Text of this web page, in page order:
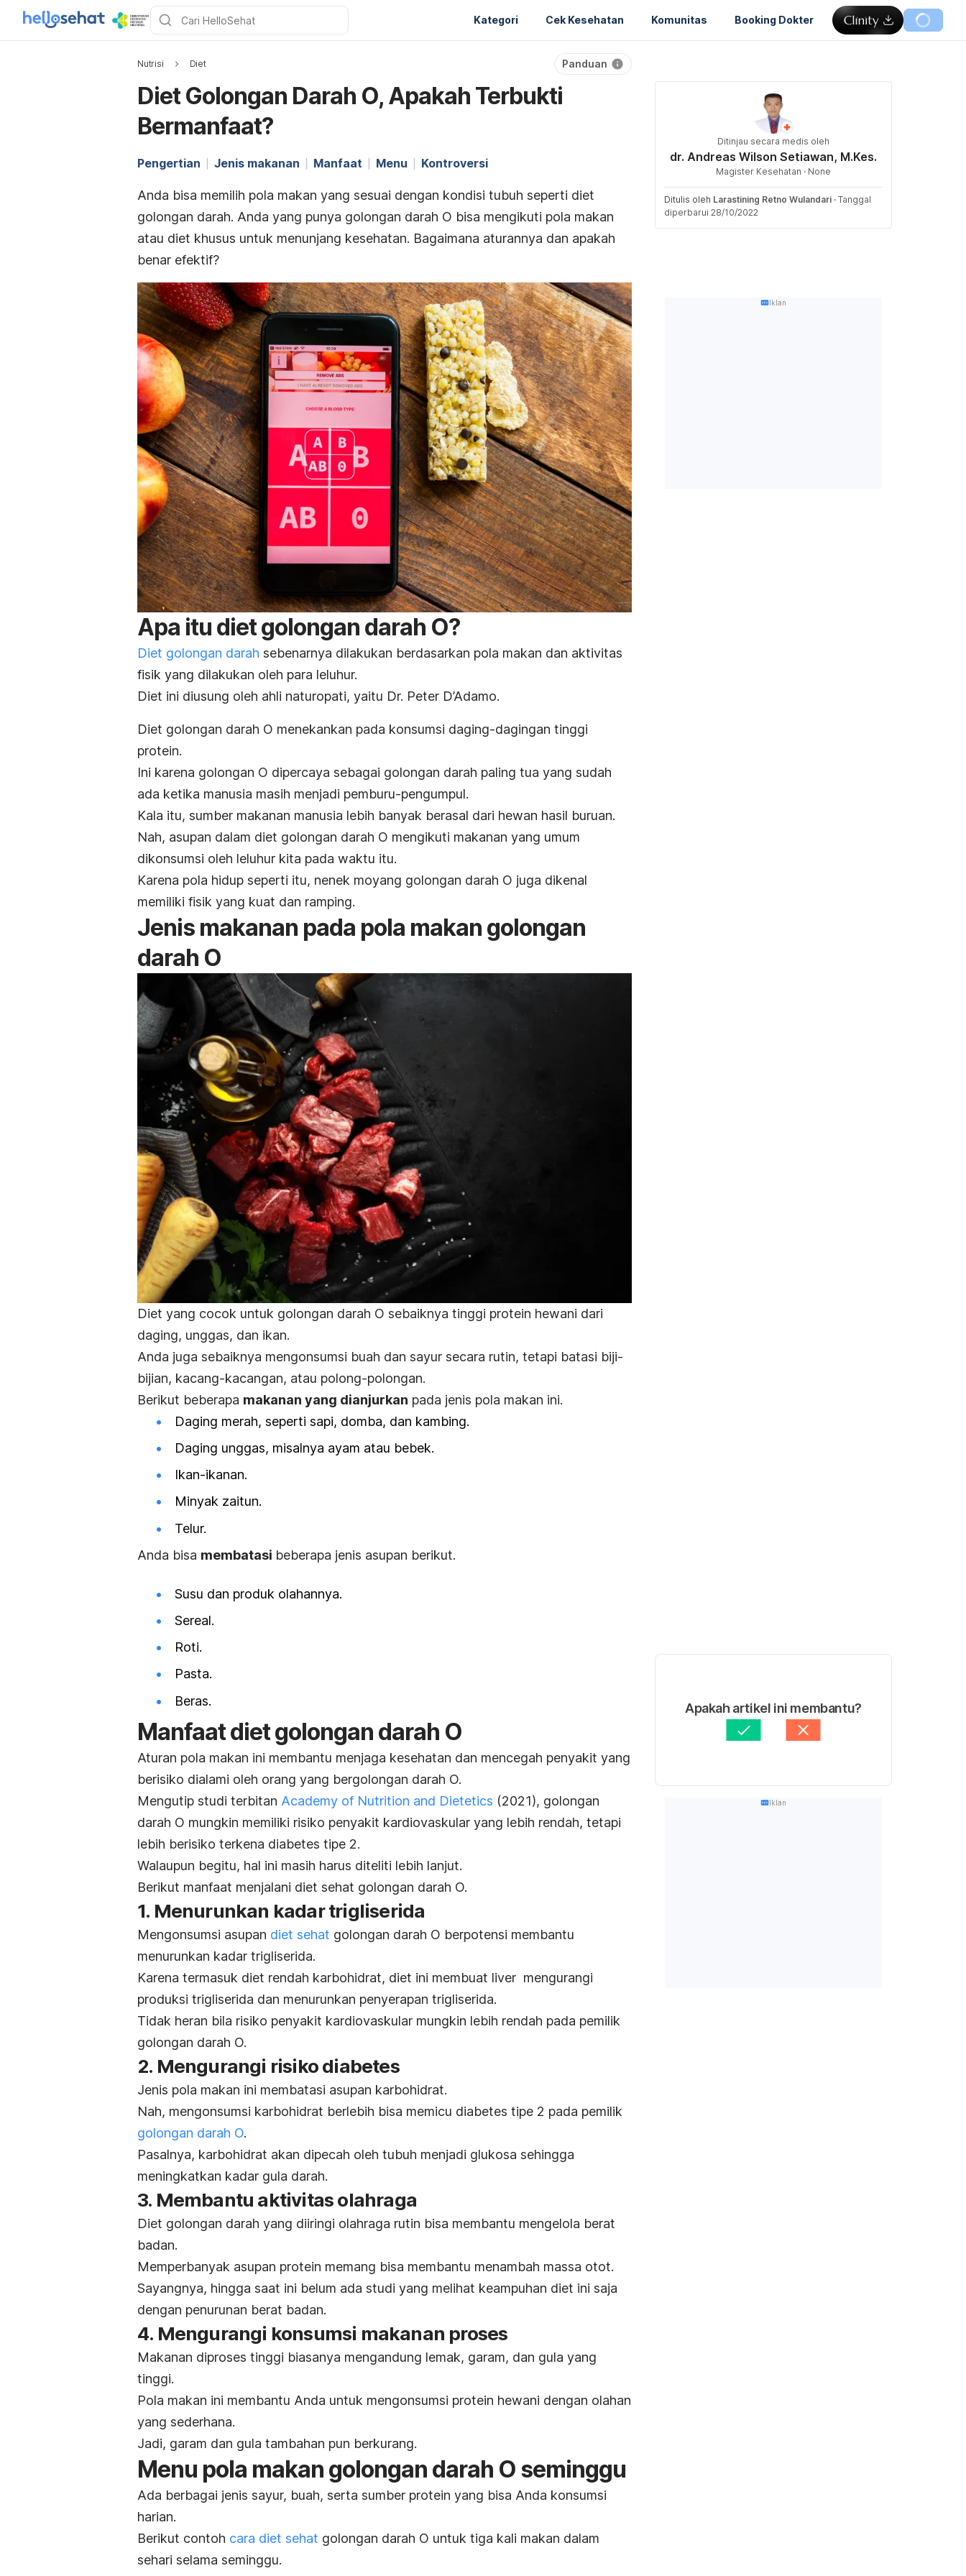
Kategori Cek Kesehatan Komunitas Booking Dokter
Nutrisi Diet Panduan
Diet Golongan Darah O, Apakah Terbukti
Bermanfaat?
Pengertian Jenis makanan Manfaat Menu Kontroversi
Anda bisa memilih pola makan yang sesuai dengan kondisi tubuh seperti diet
golongan darah. Anda yang punya golongan darah O bisa mengikuti pola makan
atau diet khusus untuk menunjang kesehatan. Bagaimana aturannya dan apakah
benar efektif?
Apa itu diet golongan darah O?
Diet golongan darah sebenarnya dilakukan berdasarkan pola makan dan aktivitas
fisik yang dilakukan oleh para leluhur.
Diet ini diusung oleh ahli naturopati, yaitu Dr. Peter D’Adamo.
Diet golongan darah O menekankan pada konsumsi daging-dagingan tinggi
protein.
Ini karena golongan O dipercaya sebagai golongan darah paling tua yang sudah
ada ketika manusia masih menjadi pemburu-pengumpul.
Kala itu, sumber makanan manusia lebih banyak berasal dari hewan hasil buruan.
Nah, asupan dalam diet golongan darah O mengikuti makanan yang umum
dikonsumsi oleh leluhur kita pada waktu itu.
Karena pola hidup seperti itu, nenek moyang golongan darah O juga dikenal
memiliki fisik yang kuat dan ramping.
Jenis makanan pada pola makan golongan
darah O
Diet yang cocok untuk golongan darah O sebaiknya tinggi protein hewani dari
daging, unggas, dan ikan.
Anda juga sebaiknya mengonsumsi buah dan sayur secara rutin, tetapi batasi biji-
bijian, kacang-kacangan, atau polong-polongan.
Berikut beberapa makanan yang dianjurkan pada jenis pola makan ini.
Daging merah, seperti sapi, domba, dan kambing.
Daging unggas, misalnya ayam atau bebek.
Ikan-ikanan.
Minyak zaitun.
Telur.
Anda bisa membatasi beberapa jenis asupan berikut.
Susu dan produk olahannya.
Sereal.
Roti.
Pasta.
Beras.
Manfaat diet golongan darah O
Aturan pola makan ini membantu menjaga kesehatan dan mencegah penyakit yang
berisiko dialami oleh orang yang bergolongan darah O.
Mengutip studi terbitan Academy of Nutrition and Dietetics (2021), golongan
darah O mungkin memiliki risiko penyakit kardiovaskular yang lebih rendah, tetapi
lebih berisiko terkena diabetes tipe 2.
Walaupun begitu, hal ini masih harus diteliti lebih lanjut.
Berikut manfaat menjalani diet sehat golongan darah O.
1. Menurunkan kadar trigliserida
Mengonsumsi asupan diet sehat golongan darah O berpotensi membantu
menurunkan kadar trigliserida.
Karena termasuk diet rendah karbohidrat, diet ini membuat liver mengurangi
produksi trigliserida dan menurunkan penyerapan trigliserida.
Tidak heran bila risiko penyakit kardiovaskular mungkin lebih rendah pada pemilik
golongan darah O.
2. Mengurangi risiko diabetes
Jenis pola makan ini membatasi asupan karbohidrat.
Nah, mengonsumsi karbohidrat berlebih bisa memicu diabetes tipe 2 pada pemilik
golongan darah O.
Pasalnya, karbohidrat akan dipecah oleh tubuh menjadi glukosa sehingga
meningkatkan kadar gula darah.
3. Membantu aktivitas olahraga
Diet golongan darah yang diiringi olahraga rutin bisa membantu mengelola berat
badan.
Memperbanyak asupan protein memang bisa membantu menambah massa otot.
Sayangnya, hingga saat ini belum ada studi yang melihat keampuhan diet ini saja
dengan penurunan berat badan.
4. Mengurangi konsumsi makanan proses
Makanan diproses tinggi biasanya mengandung lemak, garam, dan gula yang
tinggi.
Pola makan ini membantu Anda untuk mengonsumsi protein hewani dengan olahan
yang sederhana.
Jadi, garam dan gula tambahan pun berkurang.
Menu pola makan golongan darah O seminggu
Ada berbagai jenis sayur, buah, serta sumber protein yang bisa Anda konsumsi
harian.
Berikut contoh cara diet sehat golongan darah O untuk tiga kali makan dalam
sehari selama seminggu.
Ditinjau secara medis oleh
dr. Andreas Wilson Setiawan, M.Kes.
Magister Kesehatan · None
Ditulis oleh Larastining Retno Wulandari · Tanggal
diperbarui 28/10/2022
Iklan
Apakah artikel ini membantu?
Iklan